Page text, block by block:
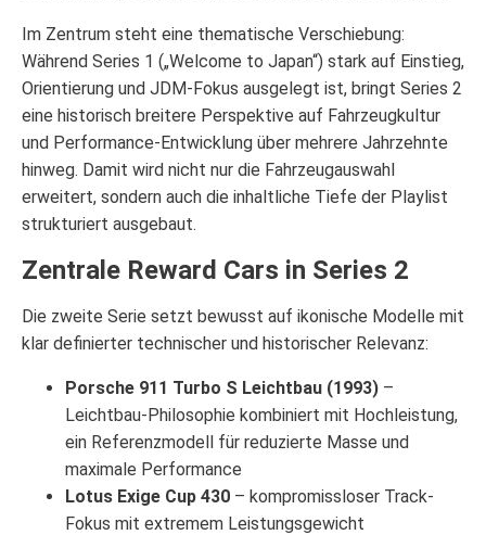
Im Zentrum steht eine thematische Verschiebung:
Während Series 1 („Welcome to Japan“) stark auf Einstieg,
Orientierung und JDM-Fokus ausgelegt ist, bringt Series 2
eine historisch breitere Perspektive auf Fahrzeugkultur
und Performance-Entwicklung über mehrere Jahrzehnte
hinweg. Damit wird nicht nur die Fahrzeugauswahl
erweitert, sondern auch die inhaltliche Tiefe der Playlist
strukturiert ausgebaut.
Zentrale Reward Cars in Series 2
Die zweite Serie setzt bewusst auf ikonische Modelle mit
klar definierter technischer und historischer Relevanz:
Porsche 911 Turbo S Leichtbau (1993) –
Leichtbau-Philosophie kombiniert mit Hochleistung,
ein Referenzmodell für reduzierte Masse und
maximale Performance
Lotus Exige Cup 430 – kompromissloser Track-
Fokus mit extremem Leistungsgewicht